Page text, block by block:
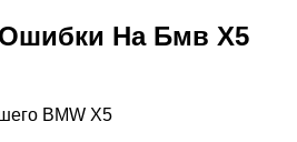
На Бмв Х5
BMW X5